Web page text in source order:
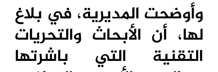
وأوضحت المديرية، في بلاغ
لها، أن الأبحاث والتحريات
التقنية التي باشرتها